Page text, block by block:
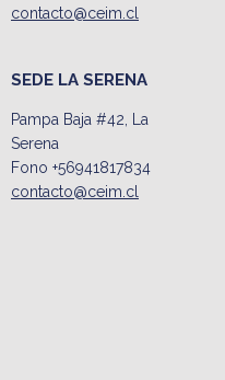
contacto@ceim.cl
SEDE LA SERENA
Pampa Baja #42, La
Serena
Fono +56941817834
contacto@ceim.cl